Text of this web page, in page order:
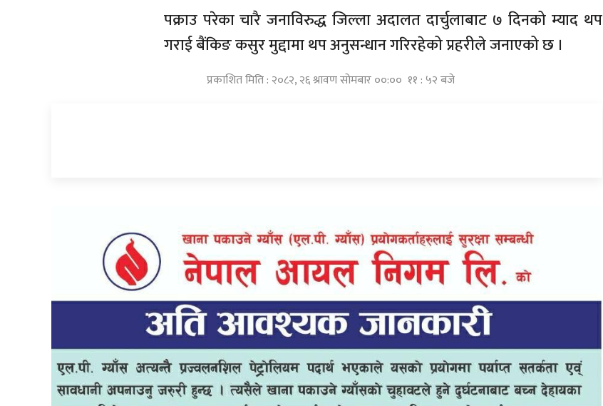
पक्राउ परेका चारै जनाविरुद्ध जिल्ला अदालत दार्चुलाबाट ७ दिनको म्याद थप
गराई बैंकिङ कसुर मुद्दामा थप अनुसन्धान गरिरहेको प्रहरीले जनाएको छ ।
प्रकाशित मिति : २०८२, २६ श्रावण सोमबार ००:०० ११ : ५२ बजे